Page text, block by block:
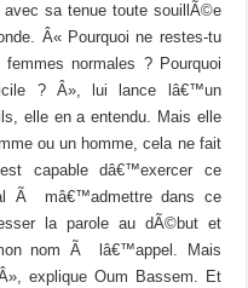
sa tenue toute souillÃ©e
Â« Pourquoi ne restes-tu
normales ? Pourquoi
? Â», lui lance lâ€™un
elle en a entendu. Mais elle
ou un homme, cela ne fait
capable dâ€™exercer ce
Ã mâ€™admettre dans ce
la parole au dÃ©but et
nom Ã lâ€™appel. Mais
explique Oum Bassem. Et